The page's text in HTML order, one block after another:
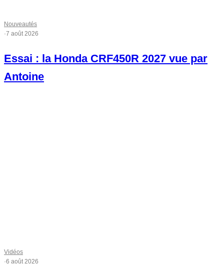
Nouveautés
·7 août 2026
Essai : la Honda CRF450R 2027 vue par
Antoine
Vidéos
·6 août 2026